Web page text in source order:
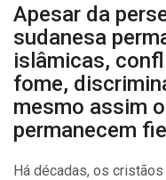
Apesar da
sudanesa
islâmicas,
fome,
mesmo assim
permanecem
Há décadas, os